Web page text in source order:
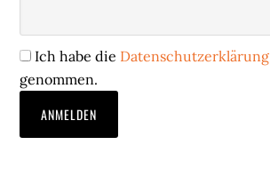
Ich habe die Datenschutzerklärung
genommen.